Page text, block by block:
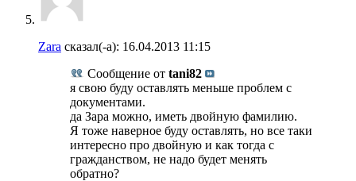
Zara сказал(-а): 16.04.2013 11:15
Сообщение от tani82
я свою буду оставлять меньше проблем с
документами.
да Зара можно, иметь двойную фамилию.
Я тоже наверное буду оставлять, но все таки
интересно про двойную и как тогда с
гражданством, не надо будет менять
обратно?